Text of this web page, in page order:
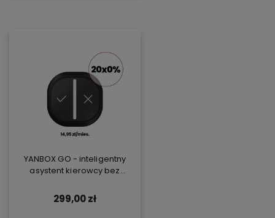
YANBOX GO - inteligentny
asystent kierowcy bez
299,00 zł